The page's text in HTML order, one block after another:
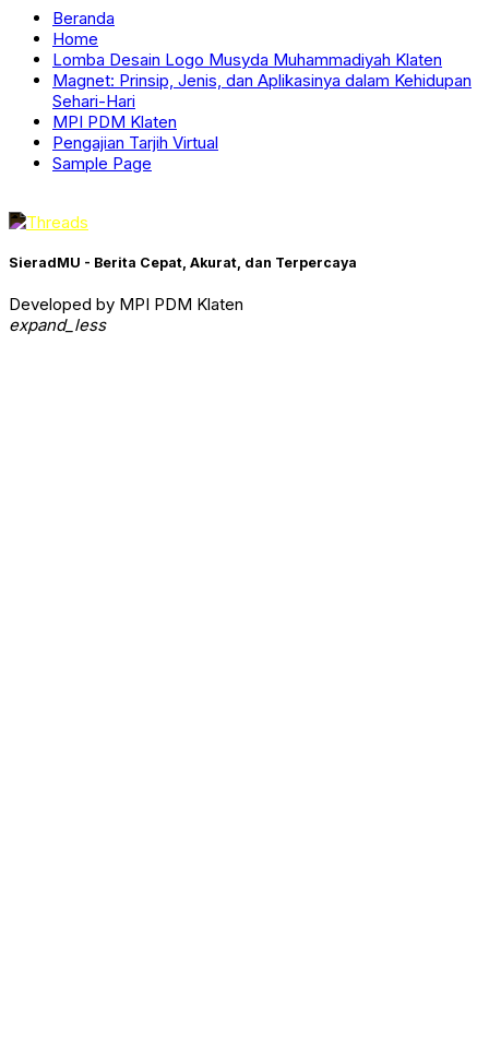
Beranda
Home
Lomba Desain Logo Musyda Muhammadiyah Klaten
Magnet: Prinsip, Jenis, dan Aplikasinya dalam Kehidupan
Sehari-Hari
MPI PDM Klaten
Pengajian Tarjih Virtual
Sample Page
SieradMU - Berita Cepat, Akurat, dan Terpercaya
Developed by MPI PDM Klaten
expand_less